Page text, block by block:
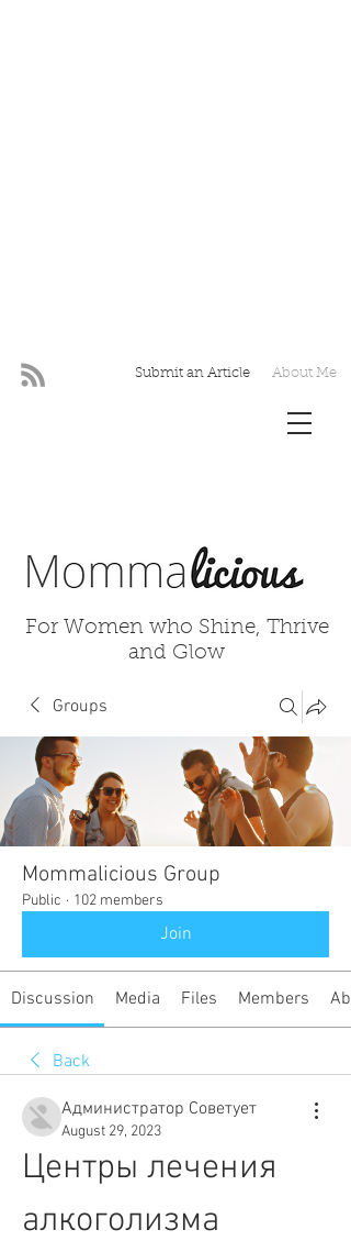
About Me
Submit an Article
For Women who Shine, Thrive
and Glow
Groups
Mommalicious Group
Public · 102 members
Join
Discussion Media Files Members
Back
Администратор Советует
August 29, 2023
Центры лечения
алкоголизма